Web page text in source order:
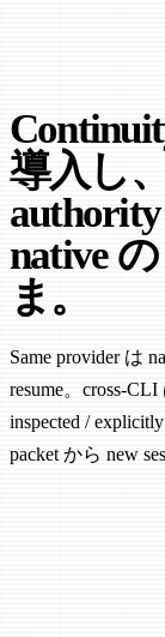
導入し、
native
ま。
Same provider は
resume。cross-CLI
inspected /
packet から new